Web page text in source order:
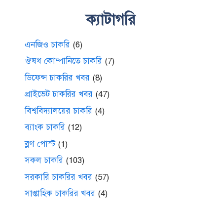
ক্যাটাগরি
এনজিও চাকরি (6)
ঔষধ কোম্পানিতে চাকরি (7)
ডিফেন্স চাকরির খবর (8)
প্রাইভেট চাকরির খবর (47)
বিশ্ববিদ্যালয়ের চাকরি (4)
ব্যাংক চাকরি (12)
ব্লগ পোস্ট(1)
সকল চাকরি (103)
সরকারি চাকরির খবর (57)
সাপ্তাহিক চাকরির খবর (4)